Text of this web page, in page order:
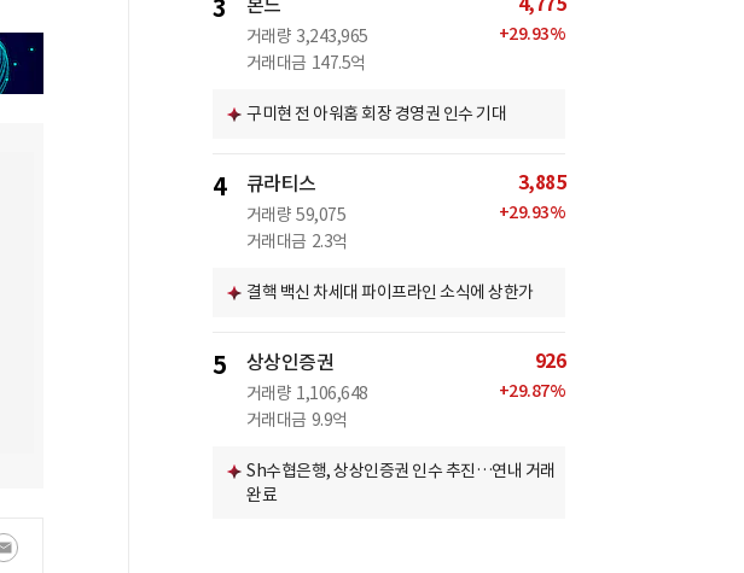
3 본느
거래량 3,243,965
거래대금 147.5억
+29.93%
구미현 전 아워홈 회장 경영권 인수 기대
4 큐라티스
거래량 59,075
거래대금 2.3억
3,885
+29.93%
결핵 백신 차세대 파이프라인 소식에 상한가
5 상상인증권
거래량 1,106,648
거래대금 9.9억
926
+29.87%
Sh수협은행, 상상인증권 인수 추진…연내 거래
완료